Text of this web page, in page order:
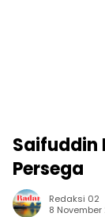
Saifuddin
Persega
Redaksi 02
8 November